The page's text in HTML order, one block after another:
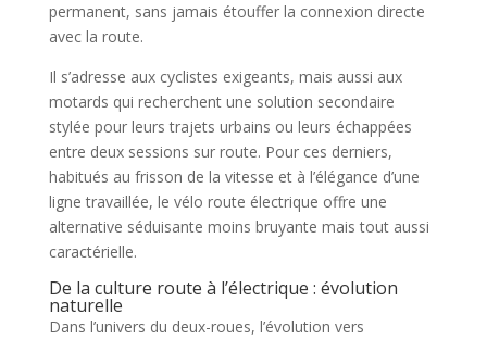
permanent, sans jamais étouffer la connexion directe
avec la route.
Il s’adresse aux cyclistes exigeants, mais aussi aux
motards qui recherchent une solution secondaire
stylée pour leurs trajets urbains ou leurs échappées
entre deux sessions sur route. Pour ces derniers,
habitués au frisson de la vitesse et à l’élégance d’une
ligne travaillée, le vélo route électrique offre une
alternative séduisante moins bruyante mais tout aussi
caractérielle.
De la culture route à l’électrique : évolution
naturelle
Dans l’univers du deux-roues, l’évolution vers